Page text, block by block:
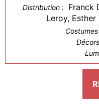
Distribution : Franck
Leroy, Esther